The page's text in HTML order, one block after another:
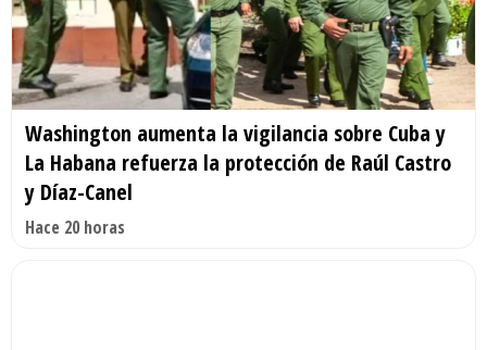
Washington aumenta la vigilancia sobre Cuba y
La Habana refuerza la protección de Raúl Castro
y Díaz-Canel
Hace 20 horas